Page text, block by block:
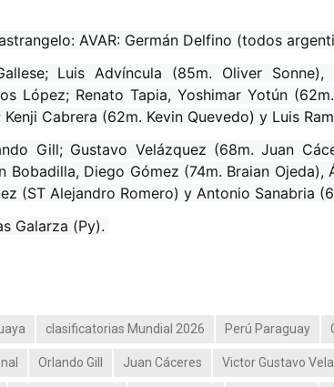
AVAR: Germán Delfino (todos
Luis Advíncula (85m. Oliver
López; Renato Tapia, Yoshimar Yotún
Cabrera (62m. Kevin Quevedo) y Luis
Gill; Gustavo Velázquez (68m. Juan
Bobadilla, Diego Gómez (74m. Braian
(ST Alejandro Romero) y Antonio Sanabria
Galarza (Py).
clasificatorias Mundial 2026 Perú Paraguay
Orlando Gill Juan Cáceres Victor Gustavo